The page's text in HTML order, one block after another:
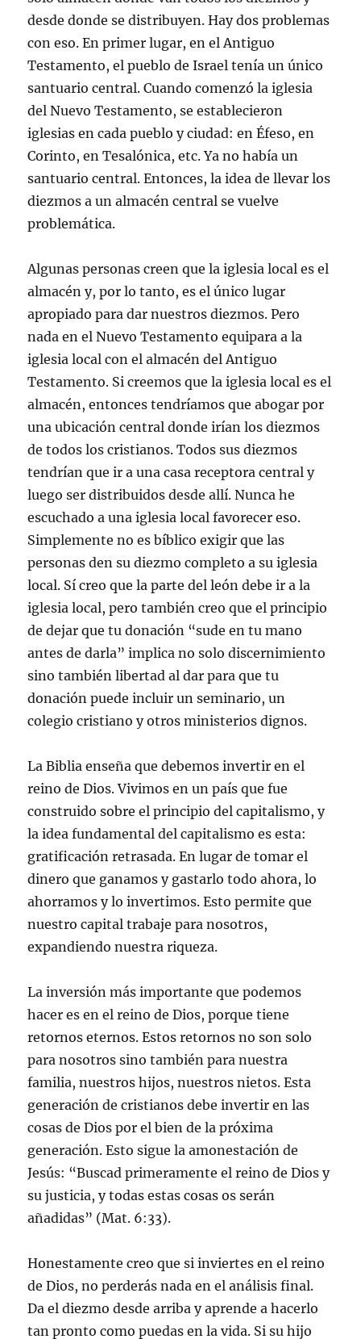
desde donde se distribuyen. Hay dos problemas
con eso. En primer lugar, en el Antiguo
Testamento, el pueblo de Israel tenía un único
santuario central. Cuando comenzó la iglesia
del Nuevo Testamento, se establecieron
iglesias en cada pueblo y ciudad: en Éfeso, en
Corinto, en Tesalónica, etc. Ya no había un
santuario central. Entonces, la idea de llevar los
diezmos a un almacén central se vuelve
problemática.
Algunas personas creen que la iglesia local es el
almacén y, por lo tanto, es el único lugar
apropiado para dar nuestros diezmos. Pero
nada en el Nuevo Testamento equipara a la
iglesia local con el almacén del Antiguo
Testamento. Si creemos que la iglesia local es el
almacén, entonces tendríamos que abogar por
una ubicación central donde irían los diezmos
de todos los cristianos. Todos sus diezmos
tendrían que ir a una casa receptora central y
luego ser distribuidos desde allí. Nunca he
escuchado a una iglesia local favorecer eso.
Simplemente no es bíblico exigir que las
personas den su diezmo completo a su iglesia
local. Sí creo que la parte del león debe ir a la
iglesia local, pero también creo que el principio
de dejar que tu donación “sude en tu mano
antes de darla” implica no solo discernimiento
sino también libertad al dar para que tu
donación puede incluir un seminario, un
colegio cristiano y otros ministerios dignos.
La Biblia enseña que debemos invertir en el
reino de Dios. Vivimos en un país que fue
construido sobre el principio del capitalismo, y
la idea fundamental del capitalismo es esta:
gratificación retrasada. En lugar de tomar el
dinero que ganamos y gastarlo todo ahora, lo
ahorramos y lo invertimos. Esto permite que
nuestro capital trabaje para nosotros,
expandiendo nuestra riqueza.
La inversión más importante que podemos
hacer es en el reino de Dios, porque tiene
retornos eternos. Estos retornos no son solo
para nosotros sino también para nuestra
familia, nuestros hijos, nuestros nietos. Esta
generación de cristianos debe invertir en las
cosas de Dios por el bien de la próxima
generación. Esto sigue la amonestación de
Jesús: “Buscad primeramente el reino de Dios y
su justicia, y todas estas cosas os serán
añadidas” (Mat. 6:33).
Honestamente creo que si inviertes en el reino
de Dios, no perderás nada en el análisis final.
Da el diezmo desde arriba y aprende a hacerlo
tan pronto como puedas en la vida. Si su hijo